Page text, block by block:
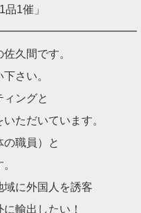
1催」
久間です。
さい。
ングと
ただいています。
職員）と
に外国人を誘客
輸出したい！